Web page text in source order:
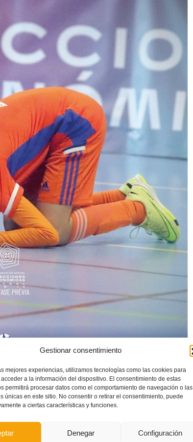
Gestionar consentimiento
mejores experiencias, utilizamos tecnologías como las cookies para
a la información del dispositivo. El consentimiento de estas
permitirá procesar datos como el comportamiento de navegación o las
únicas en este sitio. No consentir o retirar el consentimiento, puede
a ciertas características y funciones.
Denegar Configuración
avisó en el minuto 2 con un disparo deHugo